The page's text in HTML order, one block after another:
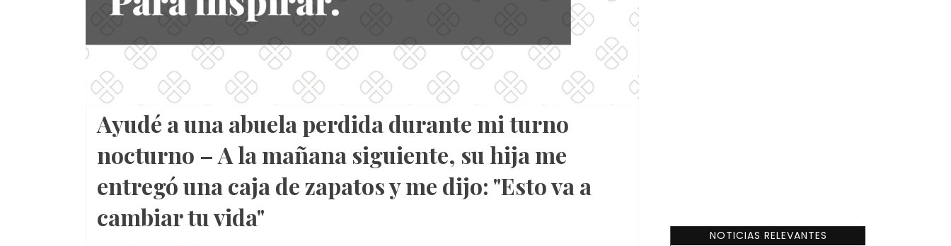
Ayudé a una abuela perdida durante mi turno
nocturno – A la mañana siguiente, su hija me
entregó una caja de zapatos y me dijo: "Esto va a
cambiar tu vida"
NOTICIAS RELEVANTES